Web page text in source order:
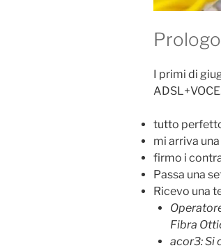
Prologo
I primi di
tutto
mi arriva
firmo i
Passa una
Ricevo una
Fibra
acor3: Si